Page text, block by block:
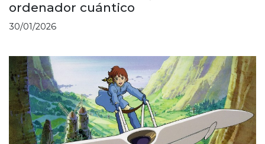
ordenador cuántico
30/01/2026